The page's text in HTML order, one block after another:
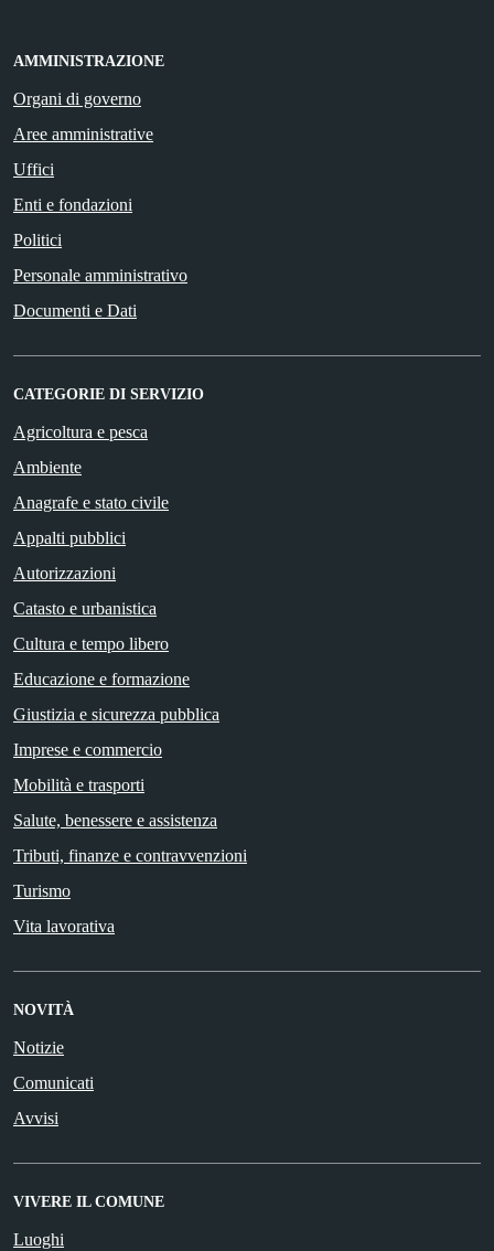
AMMINISTRAZIONE
Organi di governo
Aree amministrative
Uffici
Enti e fondazioni
Politici
Personale amministrativo
Documenti e Dati
CATEGORIE DI SERVIZIO
Agricoltura e pesca
Ambiente
Anagrafe e stato civile
Appalti pubblici
Autorizzazioni
Catasto e urbanistica
Cultura e tempo libero
Educazione e formazione
Giustizia e sicurezza pubblica
Imprese e commercio
Mobilità e trasporti
Salute, benessere e assistenza
Tributi, finanze e contravvenzioni
Turismo
Vita lavorativa
NOVITÀ
Notizie
Comunicati
Avvisi
VIVERE IL COMUNE
Luoghi